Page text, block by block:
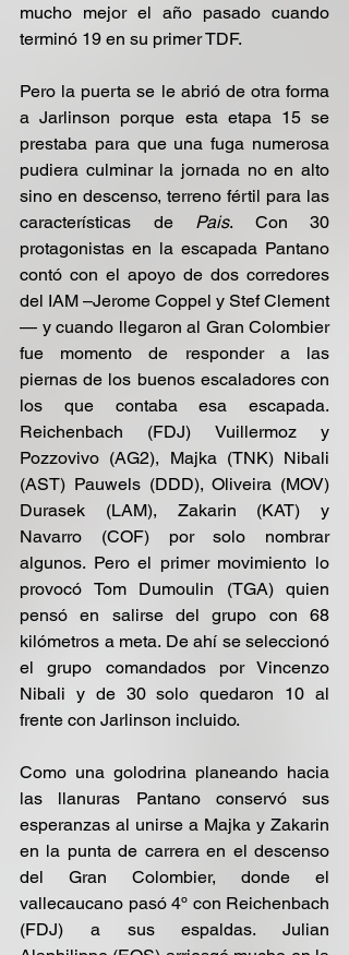
mucho mejor el año pasado cuando
terminó 19 en su primer TDF.
Pero la puerta se le abrió de otra forma
a Jarlinson porque esta etapa 15 se
prestaba para que una fuga numerosa
pudiera culminar la jornada no en alto
sino en descenso, terreno fértil para las
características de Pais. Con 30
protagonistas en la escapada Pantano
contó con el apoyo de dos corredores
del IAM –Jerome Coppel y Stef Clement
— y cuando llegaron al Gran Colombier
fue momento de responder a las
piernas de los buenos escaladores con
los que contaba esa escapada.
Reichenbach (FDJ) Vuillermoz y
Pozzovivo (AG2), Majka (TNK) Nibali
(AST) Pauwels (DDD), Oliveira (MOV)
Durasek (LAM), Zakarin (KAT) y
Navarro (COF) por solo nombrar
algunos. Pero el primer movimiento lo
provocó Tom Dumoulin (TGA) quien
pensó en salirse del grupo con 68
kilómetros a meta. De ahí se seleccionó
el grupo comandados por Vincenzo
Nibali y de 30 solo quedaron 10 al
frente con Jarlinson incluido.
Como una golodrina planeando hacia
las llanuras Pantano conservó sus
esperanzas al unirse a Majka y Zakarin
en la punta de carrera en el descenso
del Gran Colombier, donde el
vallecaucano pasó 4º con Reichenbach
(FDJ) a sus espaldas. Julian